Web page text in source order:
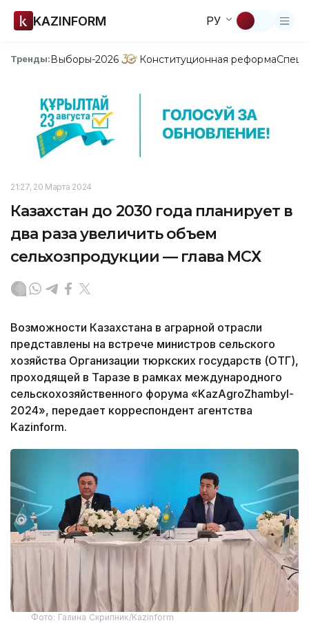
KAZINFORM РУ
Тренды:Выборы-2026 Конституционная реформа
21:27, 20 Марта 2024
Казахстан до 2030 года планирует в
два раза увеличить объем
сельхозпродукции — глава МСХ
Возможности Казахстана в аграрной отрасли
представлены на встрече министров сельского
хозяйства Организации тюркских государств (ОТГ),
проходящей в Таразе в рамках международного
сельскохозяйственного форума «KazАgroZhambyl-
2024», передает корреспондент агентства
Kazinform.
Фото: Галина Скрипник/Kazinform